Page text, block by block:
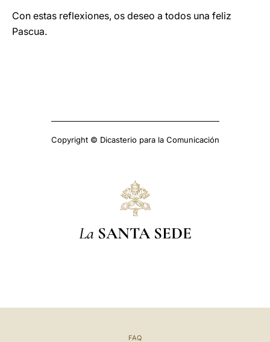
Con estas reflexiones, os deseo a todos una feliz
Pascua.
Copyright © Dicasterio para la Comunicación
La SANTA SEDE
FAQ